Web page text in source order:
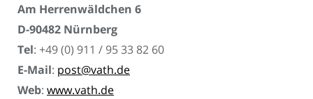
Am Herrenwäldchen 6
D-90482 Nürnberg
Tel: +49 (0) 911 / 95 33 82 60
E-Mail: post@vath.de
Web: www.vath.de